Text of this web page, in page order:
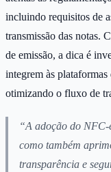
incluindo requisitos de
transmissão das notas.
de emissão, a dica é
integrem às
otimizando o fluxo de
“A adoção do NFC-
como também
transparência e